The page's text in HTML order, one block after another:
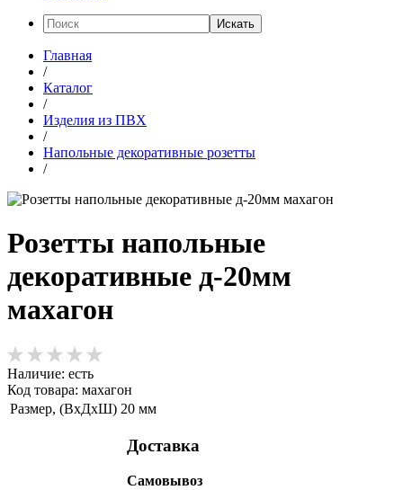
Искать
Главная
/
Каталог
/
Изделия из ПВХ
/
Напольные декоративные розетты
/
Розетты напольные
декоративные д-20мм
махагон
Наличие: есть
Код товара: махагон
Размер, (ВхДхШ) 20 мм
Доставка
Самовывоз